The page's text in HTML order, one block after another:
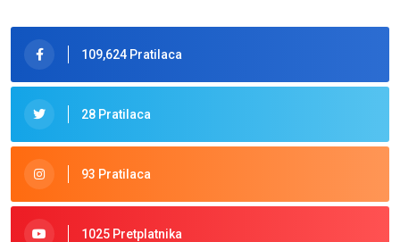
109,624 Pratilaca
28 Pratilaca
93 Pratilaca
1025 Pretplatnika